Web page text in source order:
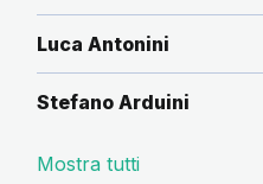
Luca Antonini
Stefano Arduini
Mostra tutti